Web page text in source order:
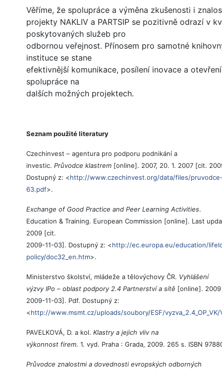
Věříme, že spolupráce a výměna zkušenosti i
projekty NAKLIV a PARTSIP se pozitivně odrazí v
poskytovaných služeb pro
odbornou veřejnost. Přínosem pro samotné
instituce se stane
efektivnější komunikace, posílení inovace a
spolupráce na
dalších možných projektech.
Seznam použité literatury
Czechinvest – agentura pro podporu podnikání a
investic. Průvodce klastrem [online]. 2007, 20. 1. 2007 [cit.
Dostupný z: <http://www.czechinvest.org/data/files/
63.pdf>.
Exchange of Good Practice and Peer Learning Activities.
Education & Training. European Commission [online]. Last
2009 [cit.
2009-11-03]. Dostupný z: <http://ec.europa.eu/education/
policy/doc32_en.htm>.
Ministerstvo školství, mládeže a tělovýchovy ČR. Vyhlášení
výzvy IPo – oblast podpory 2.4 Partnerství a sítě [online].
2009-11-03]. Pdf. Dostupný z:
<http://www.msmt.cz/uploads/soubory/ESF/
PAVELKOVÁ, D. a kol. Klastry a jejich vliv na
výkonnost firem. 1. vyd. Praha : Grada, 2009. 265 s. ISBN
Průvodce znalostmi a dovednosti evropských odborných